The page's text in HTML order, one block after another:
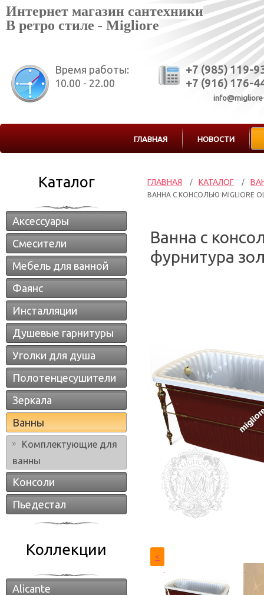
Интернет магазин сантехники
В ретро стиле - Migliore
Время работы:
10.00 - 22.00
+7 (985) 119-
+7 (916) 176-
ГЛАВНАЯ НОВОСТИ
Каталог
Аксессуары
Смесители
Мебель для ванной
Фаянс
Инсталляции
Душевые гарнитуры
Уголки для душа
Полотенцесушители
Зеркала
Ванны
Комплектующие для
ванны
Консоли
Пьедестал
Коллекции
Alicante
ГЛАВНАЯ / КАТАЛОГ /
ВАННА С КОНСОЛЬЮ MIGLIORE
Ванна с
фурнитура
<